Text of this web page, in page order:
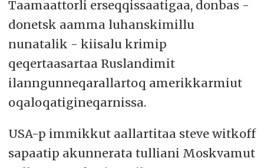
Taamaattorli erseqqissaatigaa, donbas -
donetsk aamma luhanskimillu
nunatalik - kiisalu krimip
qeqertaasartaa Ruslandimit
ilanngunneqarallartoq amerikkarmiut
oqaloqatigineqarnissa.
USA-p immikkut aallartitaa steve witkoff
sapaatip akunnerata tulliani Moskvamut